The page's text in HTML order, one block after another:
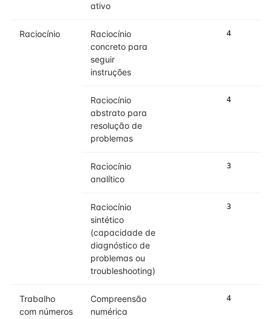
ativo
Raciocínio
Raciocínio
concreto para
seguir
instruções
4
Raciocínio
abstrato para
resolução de
problemas
4
Raciocínio
analítico
3
Raciocínio
sintético
(capacidade de
diagnóstico de
problemas ou
troubleshooting)
3
Trabalho
com números
Compreensão
numérica
4